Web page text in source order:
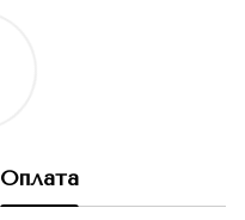
Оплата